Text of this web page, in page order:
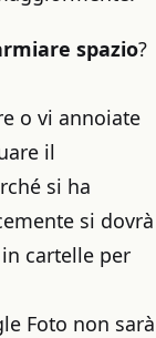
spazio?
o vi annoiate
il
si ha
si dovrà
cartelle per
Foto non sarà